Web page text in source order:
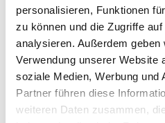
personalisieren, Funktionen
zu können und die Zugriffe
analysieren. Außerdem
Verwendung unserer Website
soziale Medien, Werbung und
Partner führen diese
weiteren Daten zusammen,
Preise inkl. MwSt. zzgl.
Größe
34 36 38
46